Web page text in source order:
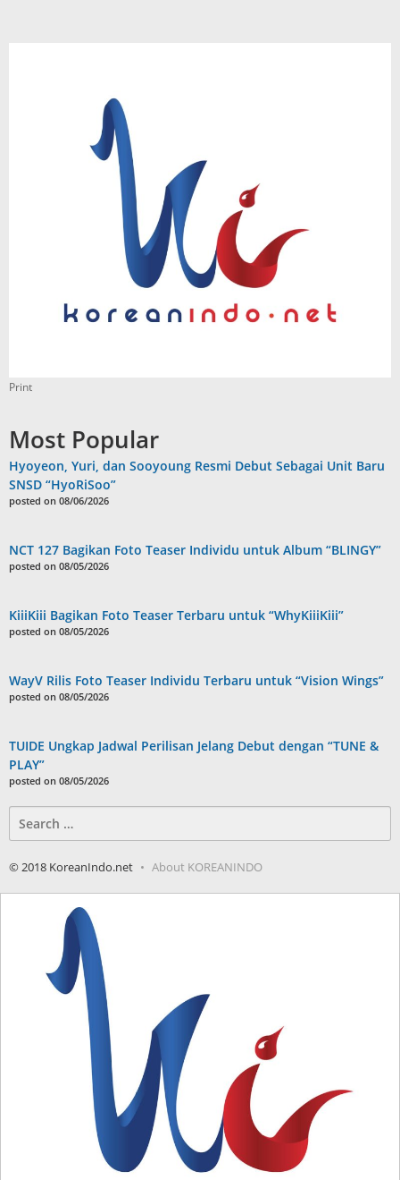
Print
Most Popular
Hyoyeon, Yuri, dan Sooyoung Resmi Debut Sebagai Unit Baru
SNSD “HyoRiSoo”
posted on 08/06/2026
NCT 127 Bagikan Foto Teaser Individu untuk Album “BLINGY”
posted on 08/05/2026
KiiiKiii Bagikan Foto Teaser Terbaru untuk “WhyKiiiKiii”
posted on 08/05/2026
WayV Rilis Foto Teaser Individu Terbaru untuk “Vision Wings”
posted on 08/05/2026
TUIDE Ungkap Jadwal Perilisan Jelang Debut dengan “TUNE &
PLAY”
posted on 08/05/2026
for:
© 2018 KoreanIndo.net About KOREANINDO